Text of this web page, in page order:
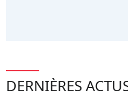
DERNIÈRES